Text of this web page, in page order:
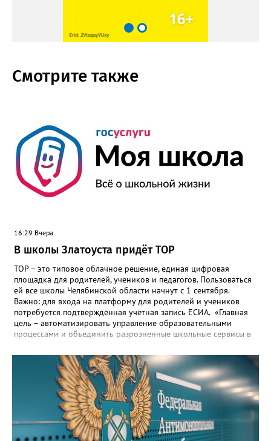
Смотрите также
16:29 Вчера
В школы Златоуста придёт ТОР
ТОР – это типовое облачное решение, единая цифровая
площадка для родителей, учеников и педагогов. Пользоваться
ей все школы Челябинской области начнут с 1 сентября.
Важно: для входа на платформу для родителей и учеников
потребуется подтверждённая учётная запись ЕСИА. «Главная
цель – автоматизировать управление образовательными
процессами и объединить разрозненные школьные сервисы в
региональном министерстве образования. - Платформа ТОР
“Моя школа” объединит все школьные сервисы в единую
безопасную государственную экосистему. Предполагается, что
переход пройдёт максимально комфортно для пользователей».
Привычные функции - оценки, расписание, домашние задания,
связь с учителями, знакомые пользователям экосистемы
«Госуслуги Моя школа», не просто сохранятся, они будут
собраны в одном месте, подчеркнули в ведомстве. Причём в